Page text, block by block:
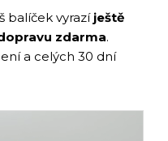
balíček vyrazí ještě
zdarma.
a celých 30 dní